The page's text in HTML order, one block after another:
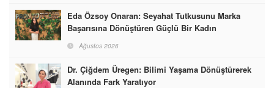
Eda Özsoy Onaran: Seyahat Tutkusunu Marka
Başarısına Dönüştüren Güçlü Bir Kadın
Ağustos 2026
Dr. Çiğdem Üregen: Bilimi Yaşama Dönüştürerek
Alanında Fark Yaratıyor